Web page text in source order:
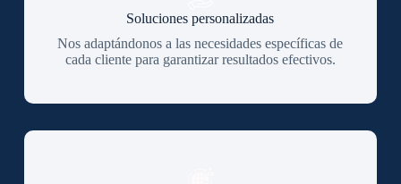
Soluciones personalizadas
Nos adaptándonos a las necesidades específicas de
cada cliente para garantizar resultados efectivos.